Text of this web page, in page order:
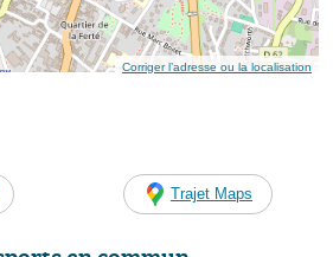
Corriger l’adresse ou la localisation
Trajet Maps